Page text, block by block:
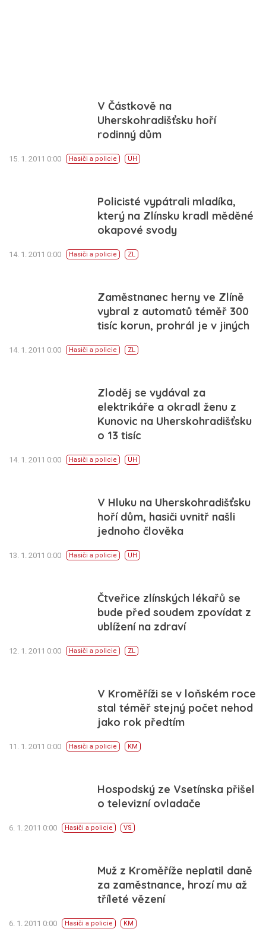
V Částkově na
Uherskohradišťsku hoří
rodinný dům
15. 1. 2011 0:00 Hasiči a policie UH
Policisté vypátrali mladíka,
který na Zlínsku kradl měděné
okapové svody
14. 1. 2011 0:00 Hasiči a policie ZL
Zaměstnanec herny ve Zlíně
vybral z automatů téměř 300
tisíc korun, prohrál je v jiných
14. 1. 2011 0:00 Hasiči a policie ZL
Zloděj se vydával za
elektrikáře a okradl ženu z
Kunovic na Uherskohradišťsku
o 13 tisíc
14. 1. 2011 0:00 Hasiči a policie UH
V Hluku na Uherskohradišťsku
hoří dům, hasiči uvnitř našli
jednoho člověka
13. 1. 2011 0:00 Hasiči a policie UH
Čtveřice zlínských lékařů se
bude před soudem zpovídat z
ublížení na zdraví
12. 1. 2011 0:00 Hasiči a policie ZL
V Kroměříži se v loňském roce
stal téměř stejný počet nehod
jako rok předtím
11. 1. 2011 0:00 Hasiči a policie KM
Hospodský ze Vsetínska přišel
o televizní ovladače
6. 1. 2011 0:00 Hasiči a policie VS
Muž z Kroměříže neplatil daně
za zaměstnance, hrozí mu až
tříleté vězení
6. 1. 2011 0:00 Hasiči a policie KM